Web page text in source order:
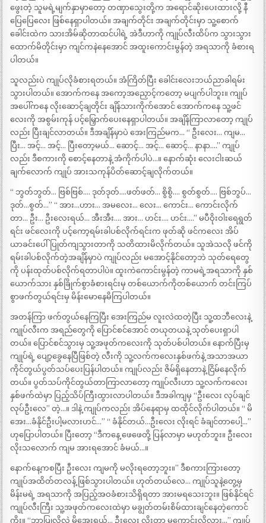
ဖွေးတဲ့ သူမရဲ့မျက်နှာမှာတော့ တဏှာသွေးတို့က အရောင်ဆိုးပေးထားလို့ နီ
ပြေပြေလေး ဖြစ်နေရှာပါတယ်။ အချက်တိုင်း အချက်တိုင်းမှာ သူ့စောက်
ခေါင်းထဲက သားအိမ်ဆိုတာထင်ပါရဲ့ အဲဒီဟာကို ကျုပ်လီးထိပ်က သွားသွား
ထောက်မိတိုင်းမှာ ကျင်ကနဲနေအောင် အထူးကောင်းမွန်တဲ့ အရသာကို ခံစားရ
ပါတယ်။
သူလည်းပဲ ကျုပ်လိုခံစားရတယ်။ အံကြိတ်ပြီး ခေါင်းလေးဘယ်ညာခါရမ်း
သွားပါတယ်။ အောက်ကနေ အကော့အညှောင့်ကတော့ မပျက်ပါဘူး။ ကျုပ်
အပေါ်ကနေ လိုးဆောင့်ချတိုင်း ချိန်သားကိုက်အောင် အောက်ကနေ သူ့ဖင်
လေးကို အစွမ်းကုန် ပင့်မြှောက်ပေးနေရှာပါတယ်။ အချိန်ကြာလာတော့ ကျုပ်
လည်း ပြီးချင်လာတယ်။ ဒီအချိန်မှာပဲ အေးကြည်မက… “ ဦးလေး… ကျမ…
ပြီး… အင့်… အင့်… ပြီးတော့မယ်… ဆောင့်… အင့်… ဆောင့်… နာနာ….” ကျုပ်
လည်း ဒီစကားကို စောင့်နေတာနဲ့ အံကိုက်ပါပဲ…။ နောက်ဆုံး လေးငါးဆယ်
ချက်လောက် ကျုပ် အားသကုန်ပိတ်ဆောင့်ချလိုက်တယ်။
“ ဘွတ်ဘွတ်… ဗြစ်ဗြစ်…. ဒုတ်ဒုတ်….ဖတ်ဖတ်… စွိစွိ…. စွတ်စွတ်…. ဗြစ်ဘွပ်…
ဒုတ်…စွတ်…” “ အား…ဟား… အမလေး… လေး… ကောင်း… ကောင်းလိုက်
တာ… ဦး… ဦးလေးရယ်… အီးအီး…. အား… ဟင်း…. ဟင်း….” မပီဝိုးဝါးရေရွတ်
ရင်း ဖင်လေးကို ပင့်ကော့ရမ်းခါပစ်လိုက်ရင်းက ဖုတ်ဆို ဖင်ကလေး အိပ်
ယာခင်းပေါ်ပြုတ်ကျသွားတာကို သတိထားမိလိုက်တယ်။ သူအဲသလို ဖင်ကို
ရမ်းခါပစ်လိုက်တဲ့အချိန်မှာပဲ ကျုပ်လည်း မအောင့်နိုင်တော့ဘဲ သုတ်ရေတွေ
ကို ပန်းထုတ်ပစ်လိုက်ရတာပါပဲ။ ထူးကဲကောင်းမွန်တဲ့ ကာမရဲ့အရသာကို နှစ်
ယောက်သား နှစ်ခြိုက်စွာခံစားရင်းမှ တစ်ယောက်ကိုတစ်ယောက် တင်းကြပ်
စွာဖက်တွယ်ရင်းမှ မိန်းမောနေမိကြပါတယ်။
အတန်ကြာ ဖက်တွယ်နေကြပြီး အေးကြည်မ လူးလဲထတဲ့ပြီး သူ့ထဘီလေးနဲ့
ကျုပ်လီးက အရည်တွေကို ပြောင်စင်အောင် တယုတယနဲ့ သုတ်ပေးရှာပါ
တယ်။ ပြောင်စင်သွားမှ သူ့အဖုတ်ကလေးကို သုတ်ပစ်ပါတယ်။ နောက်ပြီးမှ
ကျုပ်ရဲ့ ပျော့ခွေနေပြီဖြစ်တဲ့ လီးကို သူ့လက်ကလေးနှစ်ဖက်နဲ့ အသာအယာ
ကိုင်တွယ်ပွတ်သပ်ပေးပြန်ပါတယ်။ ကျုပ်လည်း ဇိမ်ရှိနေတာနဲ့ ငြိမ်နေလိုက်
တယ်။ ပွတ်သပ်ကိုင်တွယ်တာကြာလာတော့ ကျုပ်လီးဟာ သူ့လက်ကလေး
နှစ်ဖက်ထဲမှာ ပြည့်သိပ်ကြီးထွားလာပါတယ်။ ဒီအခါကျမှ “ဦးလေး လုပ်ချင်
လုပ်ဦးလေ” တဲ့…။ ဒါနဲ့ ကျုပ်ကလည်း အိပ်နေရာမှ ထထိုင်လိုက်ပါတယ်။ “ မိ
အေး…ခံနိုင်ဦးပါ့မလားဟင်…” “ ခံနိုင်တယ်…ဦးလေး လိုးရင် ခံချင်တာပေါ့…”
ဟုပြောပါတယ်။ ပြီးတော့ “ဒီကနေ့ ဖေဖေတို့ ပြန်လာမှာ မဟုတ်ဘူး။ ဦးလေး
လိုးသလောက် ကျမ အားရအောင် ခံမယ်…။
နောက်နေ့ကစပြီး ဦးလေး ကျမကို မလိုးရတော့ဘူး။” ဒီစကားကြားတော့
ကျုပ်အထိတ်တလန့် ဖြစ်သွားပါတယ်။ ဟုတ်တယ်လေ… ကျုပ်သူနဲ့တွေ့မှ
မိန်းမရဲ့ အရသာကို အပြည့်အဝခံစားသိရှိရတာ အားမရသေးဘူး။ ဖြစ်နိုင်ရင်
ကျုပ်လီးကြီး သူ့အဖုတ်ကလေးထဲမှာ မချွတ်တမ်းစိမ်ထားချင်နေတဲ့ကောင်
ကိုး။ “ဘာပြုလို့လဲ မိအေးရယ်… ဦးလေး လိုးတာ မကောင်းလို့လား…” ကျုပ်